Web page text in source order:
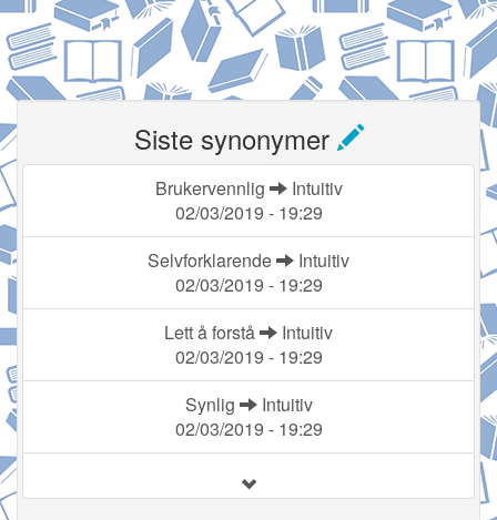
Siste synonymer
Brukervennlig
Intuitiv
02/03/2019 - 19:29
Selvforklarende
Intuitiv
02/03/2019 - 19:29
Lett å forstå
Intuitiv
02/03/2019 - 19:29
Synlig
Intuitiv
02/03/2019 - 19:29